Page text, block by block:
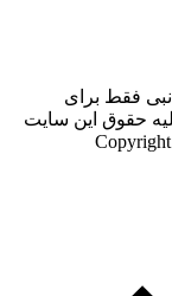
فقط برای
حقوق این سایت